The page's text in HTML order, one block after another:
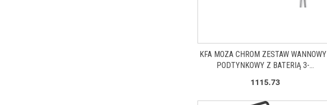
KFA MOZA CHROM ZESTAW WANNOWY
PODTYNKOWY Z BATERIĄ 3-
1115.73